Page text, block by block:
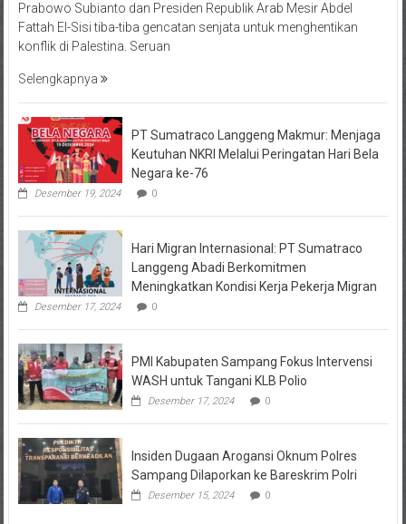
Prabowo Subianto dan Presiden Republik Arab Mesir Abdel
Fattah El-Sisi tiba-tiba gencatan senjata untuk menghentikan
konflik di Palestina. Seruan
Selengkapnya
PT Sumatraco Langgeng Makmur: Menjaga
Keutuhan NKRI Melalui Peringatan Hari Bela
Negara ke-76
Desember 19, 2024 0
Hari Migran Internasional: PT Sumatraco
Langgeng Abadi Berkomitmen
Meningkatkan Kondisi Kerja Pekerja Migran
Desember 17, 2024 0
PMI Kabupaten Sampang Fokus Intervensi
WASH untuk Tangani KLB Polio
Desember 17, 2024 0
Insiden Dugaan Arogansi Oknum Polres
Sampang Dilaporkan ke Bareskrim Polri
Desember 15, 2024 0